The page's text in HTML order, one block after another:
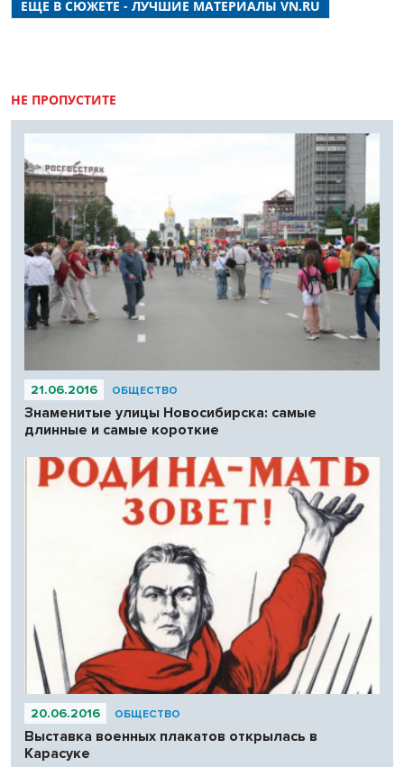
ЕЩЕ В СЮЖЕТЕ - ЛУЧШИЕ МАТЕРИАЛЫ VN.RU
НЕ ПРОПУСТИТЕ
21.06.2016 ОБЩЕСТВО
Знаменитые улицы Новосибирска: самые
длинные и самые короткие
20.06.2016 ОБЩЕСТВО
Выставка военных плакатов открылась в
Карасуке